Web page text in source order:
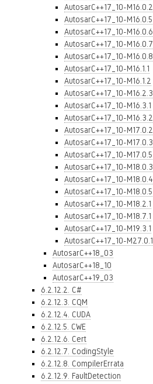
AutosarC++17_10-M16.0.2
AutosarC++17_10-M16.0.5
AutosarC++17_10-M16.0.6
AutosarC++17_10-M16.0.7
AutosarC++17_10-M16.0.8
AutosarC++17_10-M16.1.1
AutosarC++17_10-M16.1.2
AutosarC++17_10-M16.2.3
AutosarC++17_10-M16.3.1
AutosarC++17_10-M16.3.2
AutosarC++17_10-M17.0.2
AutosarC++17_10-M17.0.3
AutosarC++17_10-M17.0.5
AutosarC++17_10-M18.0.3
AutosarC++17_10-M18.0.4
AutosarC++17_10-M18.0.5
AutosarC++17_10-M18.2.1
AutosarC++17_10-M18.7.1
AutosarC++17_10-M19.3.1
AutosarC++17_10-M27.0.1
AutosarC++18_03
AutosarC++18_10
AutosarC++19_03
6.2.12.2. C#
6.2.12.3. CQM
6.2.12.4. CUDA
6.2.12.5. CWE
6.2.12.6. Cert
6.2.12.7. CodingStyle
6.2.12.8. CompilerErrata
6.2.12.9. FaultDetection